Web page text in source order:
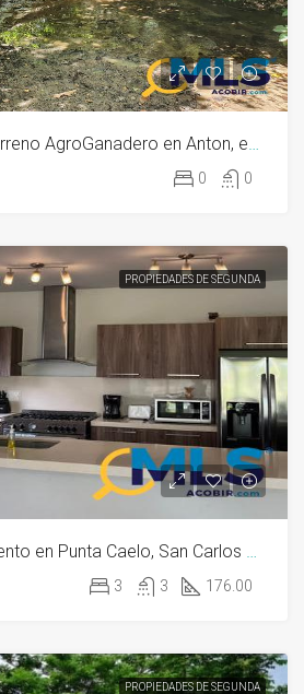
67 Hectareas de terreno AgroGanadero en Anton, en Via Interamericana
0 0
PROPIEDADES DE SEGUNDA
Hermoso Apartamento en Punta Caelo, San Carlos con Carrito de Golf
3 3 176.00
PROPIEDADES DE SEGUNDA